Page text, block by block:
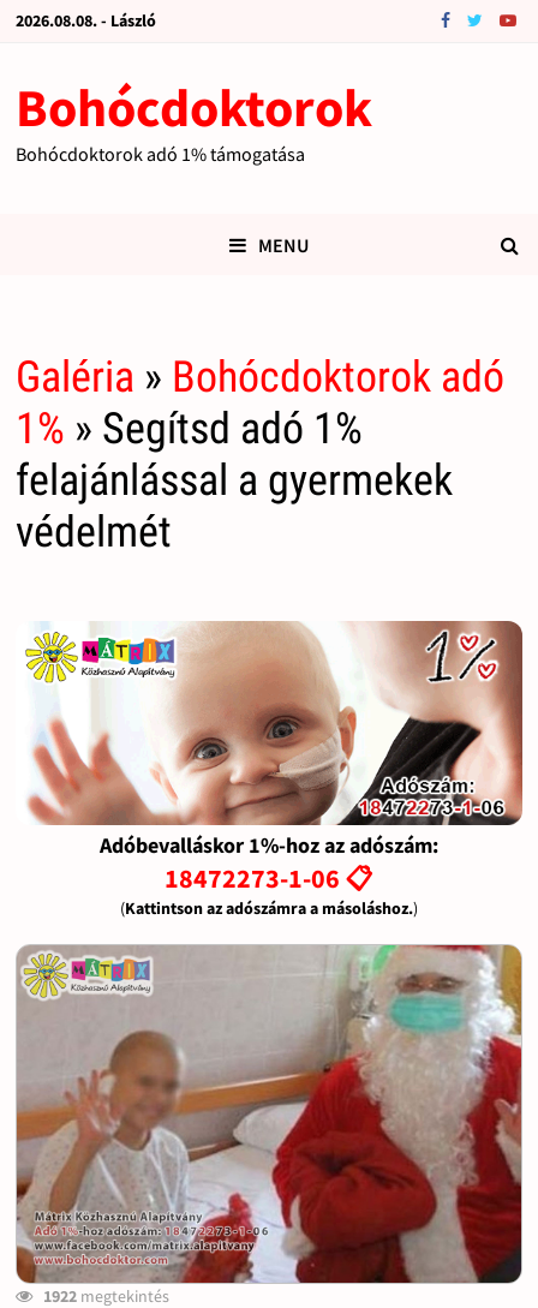
2026.08.08. - László
Bohócdoktorok
Bohócdoktorok adó 1% támogatása
MENU
Galéria » Bohócdoktorok adó
1% » Segítsd adó 1%
felajánlással a gyermekek
védelmét
Adóbevalláskor 1%-hoz az adószám:
18472273-1-06 📋
(Kattintson az adószámra a másoláshoz.)
1922megtekintés